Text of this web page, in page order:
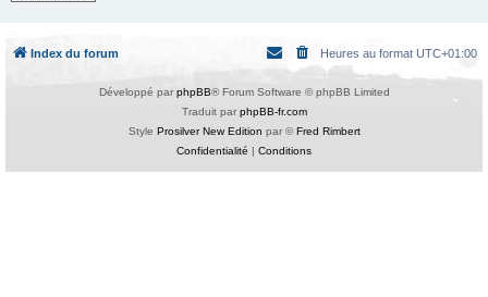
Index du forum Heures au format UTC+01:00
Développé par phpBB® Forum Software © phpBB Limited
Traduit par phpBB-fr.com
Style Prosilver New Edition par ©Fred Rimbert
Confidentialité | Conditions